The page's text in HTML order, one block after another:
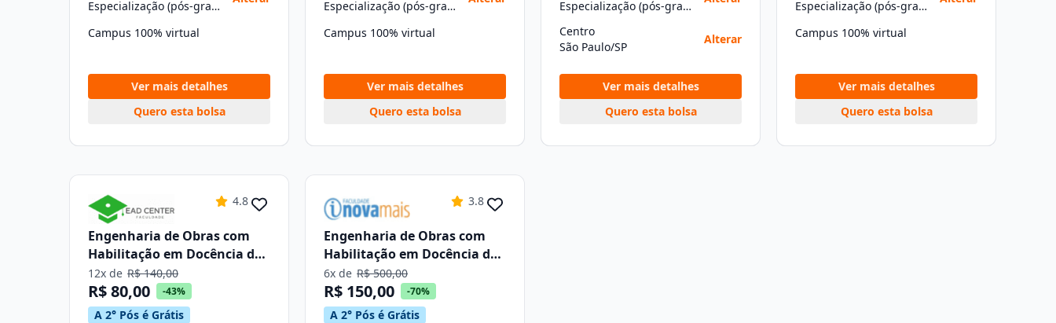
Especialização (pós-graduação)
Campus 100% virtual
Ver mais detalhes
Quero esta bolsa
Especialização (pós-graduação)
Campus 100% virtual
Ver mais detalhes
Quero esta bolsa
Especialização (pós-graduação)
Centro
São Paulo/SP
Alterar
Ver mais detalhes
Quero esta bolsa
Especialização (pós-graduação)
Campus 100% virtual
Ver mais detalhes
Quero esta bolsa
4.8
Engenharia de Obras com
Habilitação em Docência do
Ensino Superior
12x de R$ 140,00
R$ 80,00 -43%
A 2° Pós é Grátis
3.8
Engenharia de Obras com
Habilitação em Docência do
Ensino Superior
6x de R$ 500,00
R$ 150,00 -70%
A 2° Pós é Grátis